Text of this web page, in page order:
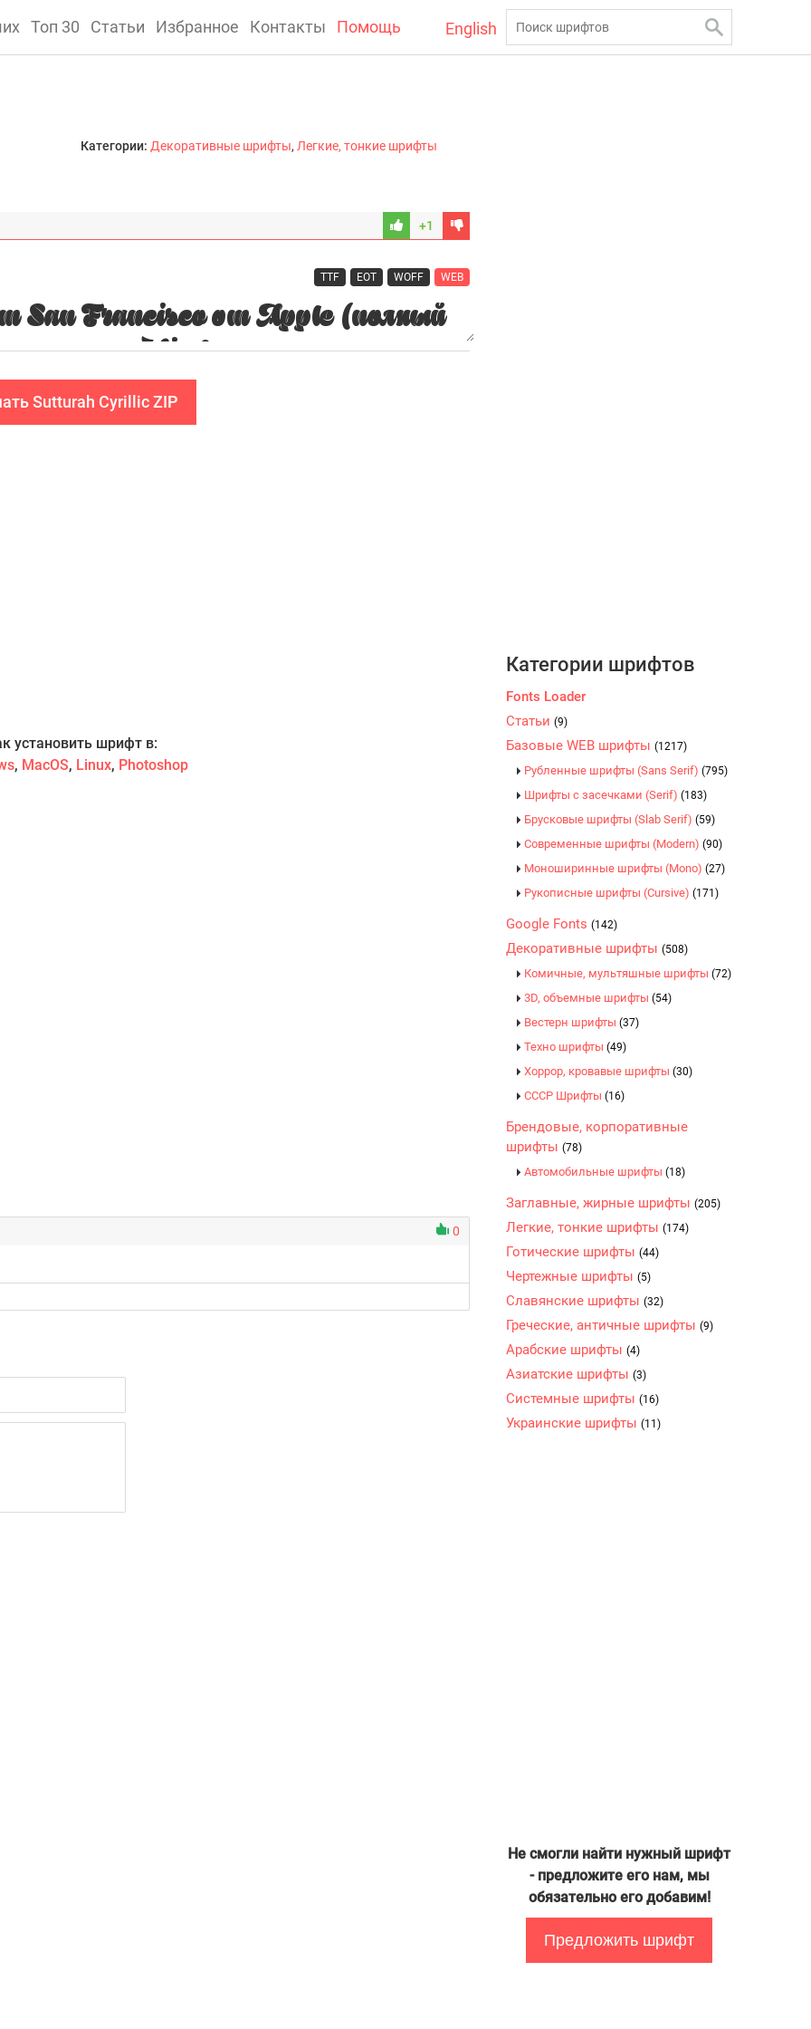
Топ 30 Статьи Избранное Контакты Помощь English
Категории: Декоративные шрифты, Легкие, тонкие шрифты
+1
TTF EOT WOFF WEB
Sutturah Cyrillic ZIP
установить шрифт в:
, MacOS, Linux, Photoshop
0
Категории шрифтов
Fonts Loader
Статьи (9)
Базовые WEB шрифты (1217)
Рубленные шрифты (Sans Serif) (795)
Шрифты с засечками (Serif) (183)
Брусковые шрифты (Slab Serif) (59)
Современные шрифты (Modern) (90)
Моноширинные шрифты (Mono) (27)
Рукописные шрифты (Cursive) (171)
Google Fonts (142)
Декоративные шрифты (508)
Комичные, мультяшные шрифты (72)
3D, объемные шрифты (54)
Вестерн шрифты (37)
Техно шрифты (49)
Хоррор, кровавые шрифты (30)
CCCР Шрифты (16)
Брендовые, корпоративные
шрифты (78)
Автомобильные шрифты (18)
Заглавные, жирные шрифты (205)
Легкие, тонкие шрифты (174)
Готические шрифты (44)
Чертежные шрифты (5)
Славянские шрифты (32)
Греческие, античные шрифты (9)
Арабские шрифты (4)
Азиатские шрифты (3)
Системные шрифты (16)
Украинские шрифты (11)
Не смогли найти нужный шрифт
- предложите его нам, мы
обязательно его добавим!
Предложить шрифт